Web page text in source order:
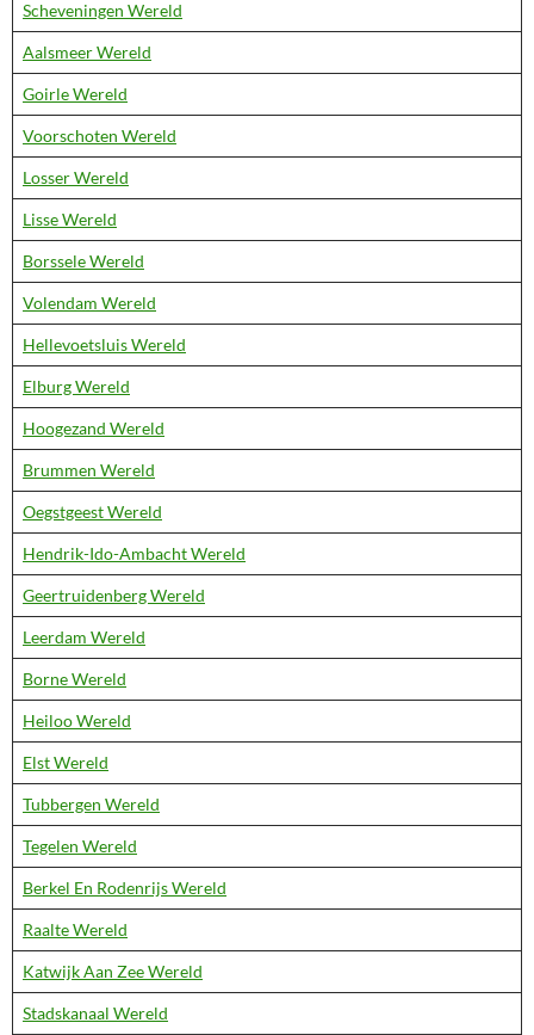
Scheveningen Wereld
Aalsmeer Wereld
Goirle Wereld
Voorschoten Wereld
Losser Wereld
Lisse Wereld
Borssele Wereld
Volendam Wereld
Hellevoetsluis Wereld
Elburg Wereld
Hoogezand Wereld
Brummen Wereld
Oegstgeest Wereld
Hendrik-Ido-Ambacht Wereld
Geertruidenberg Wereld
Leerdam Wereld
Borne Wereld
Heiloo Wereld
Elst Wereld
Tubbergen Wereld
Tegelen Wereld
Berkel En Rodenrijs Wereld
Raalte Wereld
Katwijk Aan Zee Wereld
Stadskanaal Wereld